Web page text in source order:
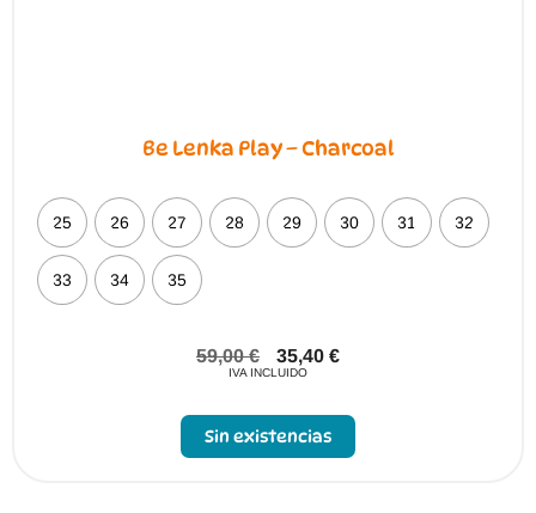
Be Lenka Play – Charcoal
25 26 27 28 29 30 31 32
33 34 35
59,00€ 35,40 €
IVA INCLUIDO
Sin existencias